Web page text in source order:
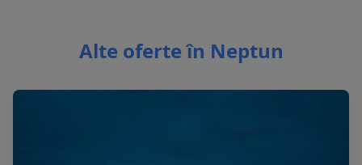
Alte oferte în Neptun